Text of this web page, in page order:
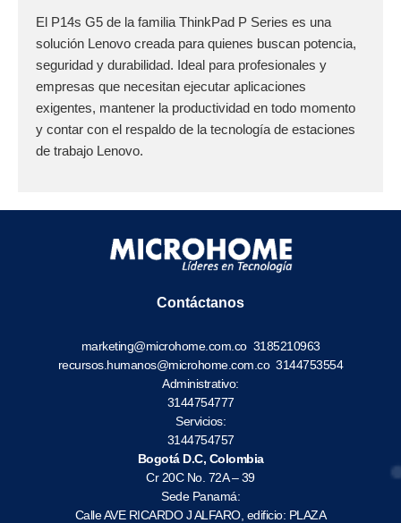
El P14s G5 de la familia ThinkPad P Series es una
solución Lenovo creada para quienes buscan potencia,
seguridad y durabilidad. Ideal para profesionales y
empresas que necesitan ejecutar aplicaciones
exigentes, mantener la productividad en todo momento
y contar con el respaldo de la tecnología de estaciones
de trabajo Lenovo.
Contáctanos
marketing@microhome.com.co 3185210963
recursos.humanos@microhome.com.co3144753554
Administrativo:
3144754777
Servicios:
3144754757
Bogotá D.C, Colombia
Cr 20C No. 72A – 39
Sede Panamá:
Calle AVE RICARDO J ALFARO, edificio: PLAZA